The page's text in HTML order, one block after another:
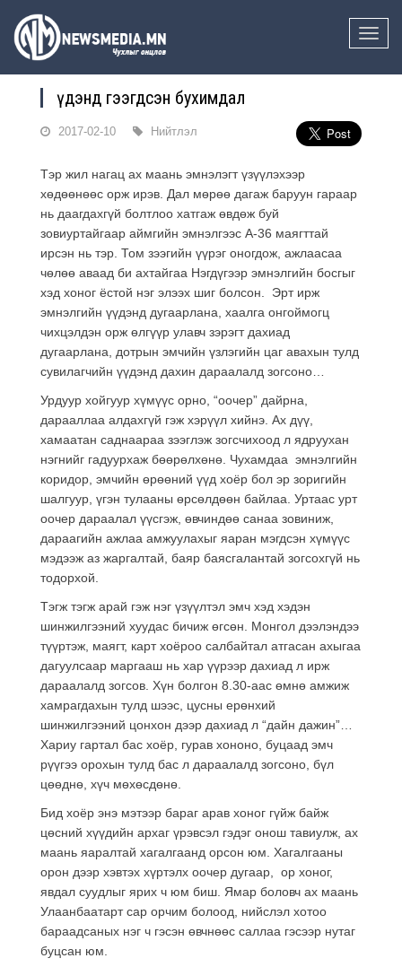
Toggle
Үүдэнд гээгдсэн бухимдал
2017-02-10 Нийтлэл
Тэр жил нагац ах маань эмнэлэгт үзүүлэхээр
хөдөөнөөс орж ирэв. Дал мөрөө дагаж баруун гараар
нь даагдахгүй болтлоо хатгаж өвдөж буй
зовиуртайгаар аймгийн эмнэлгээс А-36 маягттай
ирсэн нь тэр. Том зээгийн үүрэг оногдож, ажлаасаа
чөлөө аваад би ахтайгаа Нэгдүгээр эмнэлгийн босгыг
хэд хоног ёстой нэг элээх шиг болсон. Эрт ирж
эмнэлгийн үүдэнд дугаарлана, хаалга онгоймогц
чихцэлдэн орж өлгүүр улавч зэрэгт дахиад
дугаарлана, дотрын эмчийн үзлэгийн цаг авахын тулд
сувилагчийн үүдэнд дахин дараалалд зогсоно…
Урдуур хойгуур хүмүүс орно, “оочер” дайрна,
дарааллаа алдахгүй гэж хэрүүл хийнэ. Ах дүү,
хамаатан саднаараа зээглэж зогсчихоод л ядруухан
нэгнийг гадуурхаж бөөрөлхөнө. Чухамдаа эмнэлгийн
коридор, эмчийн өрөөний үүд хоёр бол эр зоригийн
шалгуур, үгэн тулааны өрсөлдөөн байлаа. Уртаас урт
оочер дараалал үүсгэж, өвчиндөө санаа зовиниж,
дараагийн ажлаа амжуулахыг яаран мэгдсэн хүмүүс
мэдээж аз жаргалтай, баяр баясгалантай зогсохгүй нь
тодорхой.
Тэгж тэгж арай гэж нэг үзүүлтэл эмч хэд хэдэн
шинжилгээний хуудас бичиж өгсөн. Монгол дээлэндээ
түүртэж, маягт, карт хоёроо салбайтал атгасан ахыгаа
дагуулсаар маргааш нь хар үүрээр дахиад л ирж
дараалалд зогсов. Хүн болгон 8.30-аас өмнө амжиж
хамрагдахын тулд шээс, цусны ерөнхий
шинжилгээний цонхон дээр дахиад л “дайн дажин”…
Хариу гартал бас хоёр, гурав хононо, буцаад эмч
рүүгээ орохын тулд бас л дараалалд зогсоно, бүл
цөөднө, хүч мөхөсдөнө.
Бид хоёр энэ мэтээр бараг арав хоног гүйж байж
цөсний хүүдийн архаг үрэвсэл гэдэг онош тавиулж, ах
маань яаралтай хагалгаанд орсон юм. Хагалгааны
орон дээр хэвтэх хүртэлх оочер дугаар, ор хоног,
явдал суудлыг ярих ч юм биш. Ямар боловч ах маань
Улаанбаатарт сар орчим болоод, нийслэл хотоо
бараадсаных нэг ч гэсэн өвчнөөс саллаа гэсээр нутаг
буцсан юм.